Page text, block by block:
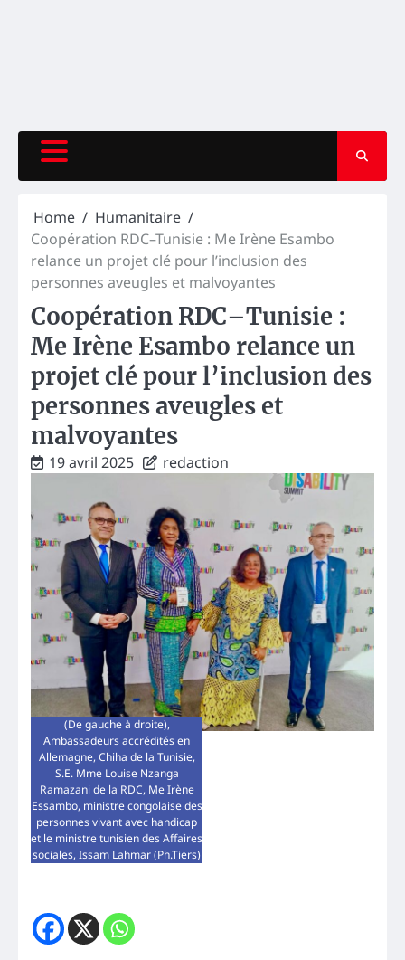
Home
Humanitaire
Coopération RDC–Tunisie : Me Irène Esambo
relance un projet clé pour l’inclusion des
personnes aveugles et malvoyantes
Coopération RDC–Tunisie :
Me Irène Esambo relance un
projet clé pour l’inclusion des
personnes aveugles et
malvoyantes
19 avril 2025 redaction
(De gauche à droite),
Ambassadeurs accrédités en
Allemagne, Chiha de la Tunisie,
S.E. Mme Louise Nzanga
Ramazani de la RDC, Me Irène
Essambo, ministre congolaise des
personnes vivant avec handicap
et le ministre tunisien des Affaires
sociales, Issam Lahmar (Ph.Tiers)